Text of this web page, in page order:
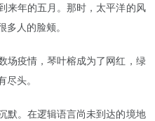
来年的五月。那时，太平洋的风
人的脸颊。
场疫情，琴叶榕成为了网红，绿
头。
默。在逻辑语言尚未到达的境地